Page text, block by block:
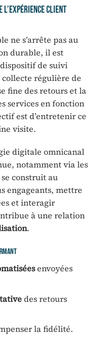
client
ne s’arrête pas au
durable, il est
de suivi
régulière de
fine des retours et la
services en fonction
est d’entretenir ce
visite.
digitale omnicanal
notamment via les
construit au
engageants, mettre
et interagir
à une relation
.
envoyées
des retours
la fidélité.